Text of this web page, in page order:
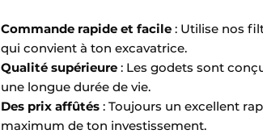
Commande rapide et facile : Utilise nos
qui convient à ton excavatrice.
Qualité supérieure : Les godets sont
une longue durée de vie.
Des prix affûtés : Toujours un excellent
maximum de ton investissement.